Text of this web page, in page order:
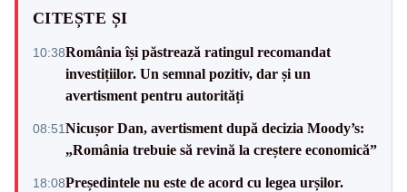
CITEȘTE ȘI
10:38România își păstrează ratingul recomandat
investițiilor. Un semnal pozitiv, dar și un
avertisment pentru autorități
08:51Nicușor Dan, avertisment după decizia Moody’s:
„România trebuie să revină la creștere economică”
18:08Președintele nu este de acord cu legea urșilor.